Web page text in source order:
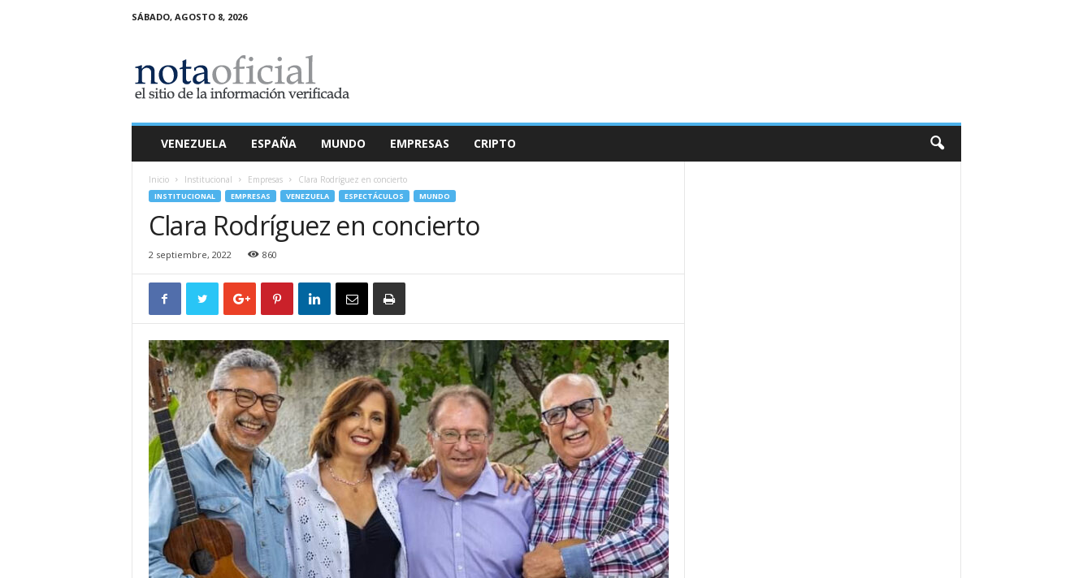
SÁBADO, AGOSTO 8, 2026
a
O
VENEZUELA ESPAÑA MUNDO EMPRESAS CRIPTO
Inicio Institucional Empresas Clara Rodríguez en concierto
INSTITUCIONAL EMPRESAS VENEZUELA ESPECTÁCULOS MUNDO
Clara Rodríguez en concierto
2 septiembre, 2022 860